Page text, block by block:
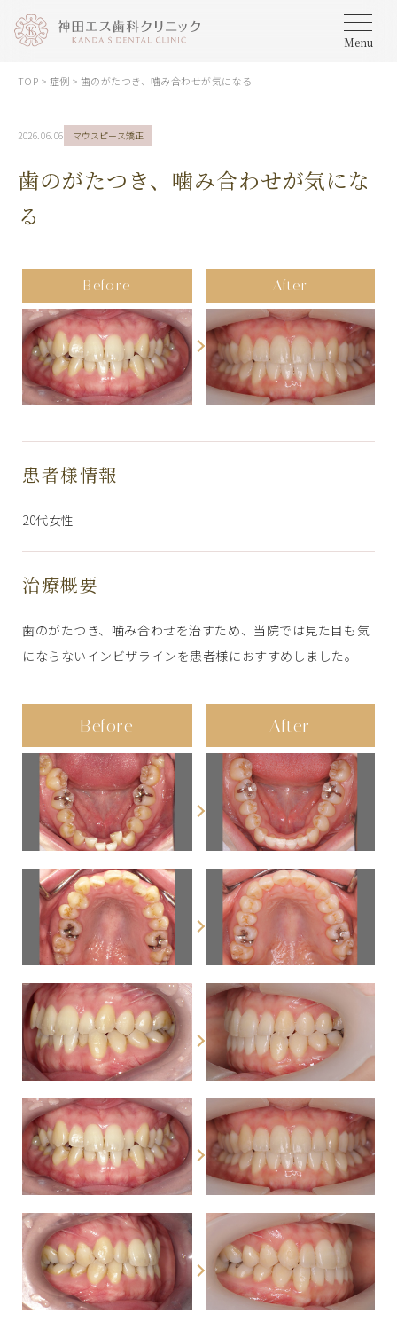
Menu
TOP > 症例 > 歯のがたつき、噛み合わせが気になる
2026.06.06 マウスピース矯正
歯のがたつき、噛み合わせが気にな
る
Before After
患者様情報
20代女性
治療概要
歯のがたつき、噛み合わせを治すため、当院では見た目も気
にならないインビザラインを患者様におすすめしました。
Before After